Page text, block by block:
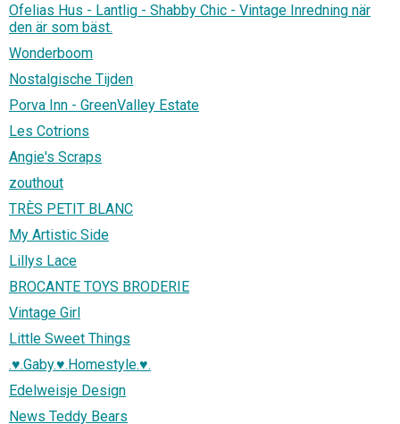
Ofelias Hus - Lantlig - Shabby Chic - Vintage Inredning när
den är som bäst.
Wonderboom
Nostalgische Tijden
Porva Inn - GreenValley Estate
Les Cotrions
Angie's Scraps
zouthout
TRÈS PETIT BLANC
My Artistic Side
Lillys Lace
BROCANTE TOYS BRODERIE
Vintage Girl
Little Sweet Things
.♥.Gaby.♥.Homestyle.♥.
Edelweisje Design
News Teddy Bears